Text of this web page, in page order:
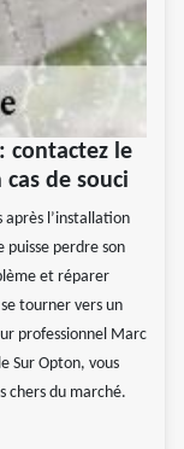
contactez le
de souci
après l’installation
perdre son
et réparer
tourner vers un
professionnel Marc
Sur Opton, vous
chers du marché.